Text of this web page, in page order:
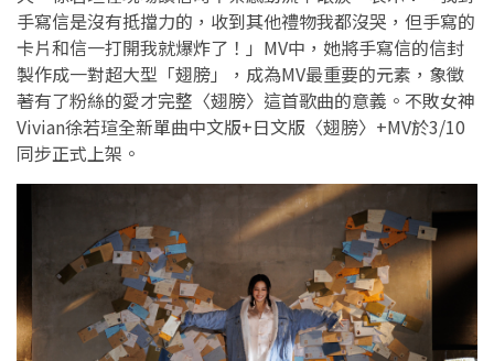
手寫信是沒有抵擋力的，收到其他禮物我都沒哭，但手寫的
卡片和信一打開我就爆炸了！」MV中，她將手寫信的信封
製作成一對超大型「翅膀」，成為MV最重要的元素，象徵
著有了粉絲的愛才完整〈翅膀〉這首歌曲的意義。不敗女神
Vivian徐若瑄全新單曲中文版+日文版〈翅膀〉+MV於3/10
同步正式上架。